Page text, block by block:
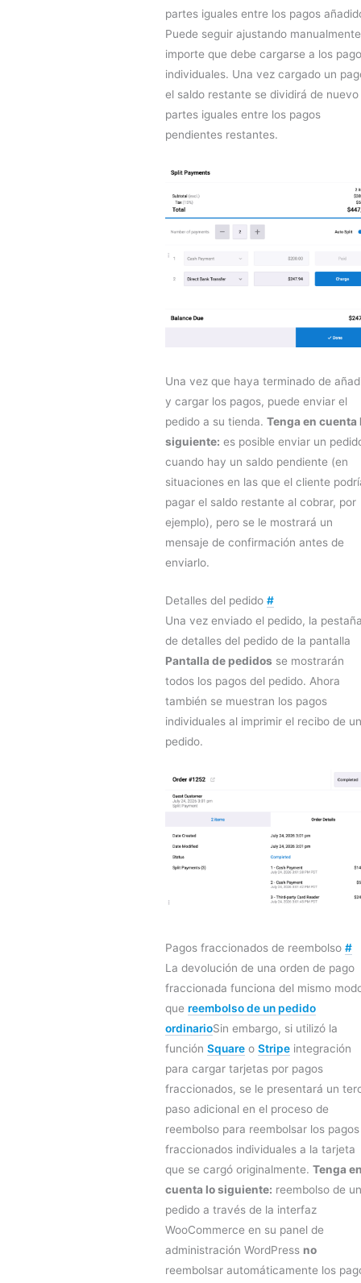
partes iguales entre los pagos
Puede seguir ajustando
importe que debe cargarse a los
individuales. Una vez cargado un
el saldo restante se dividirá de nuevo
partes iguales entre los pagos
pendientes restantes.
Una vez que haya terminado de
y cargar los pagos, puede enviar el
pedido a su tienda. Tenga en cuenta
siguiente: es posible enviar un
cuando hay un saldo pendiente (en
situaciones en las que el cliente
pagar el saldo restante al cobrar, por
ejemplo), pero se le mostrará un
mensaje de confirmación antes de
enviarlo.
Detalles del pedido #
Una vez enviado el pedido, la
de detalles del pedido de la pantalla
Pantalla de pedidos se mostrarán
todos los pagos del pedido. Ahora
también se muestran los pagos
individuales al imprimir el recibo de un
pedido.
Pagos fraccionados de reembolso #
La devolución de una orden de pago
fraccionada funciona del mismo
que reembolso de un pedido
ordinarioSin embargo, si utilizó la
función Square o Stripe integración
para cargar tarjetas por pagos
fraccionados, se le presentará un
paso adicional en el proceso de
reembolso para reembolsar los pagos
fraccionados individuales a la tarjeta
que se cargó originalmente. Tenga
cuenta lo siguiente: reembolso de un
pedido a través de la interfaz
WooCommerce en su panel de
administración WordPress no
reembolsar automáticamente los